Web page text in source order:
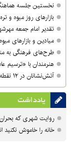
نخستین جلسه
بازارهای روز میوه و
تقدیر امام جمعه
میادین و بازارهای
طرح‌های فرهنگی به
هنرمندان با «ترسیم
آتش‌نشانان در ۱۲ نقطه شهر کرج مستقر می‌شوند
یادداشت
روایت شهری که
خانه را خاموش نکنید